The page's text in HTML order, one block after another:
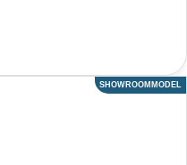
ACTIE
SHOWROOMMODEL